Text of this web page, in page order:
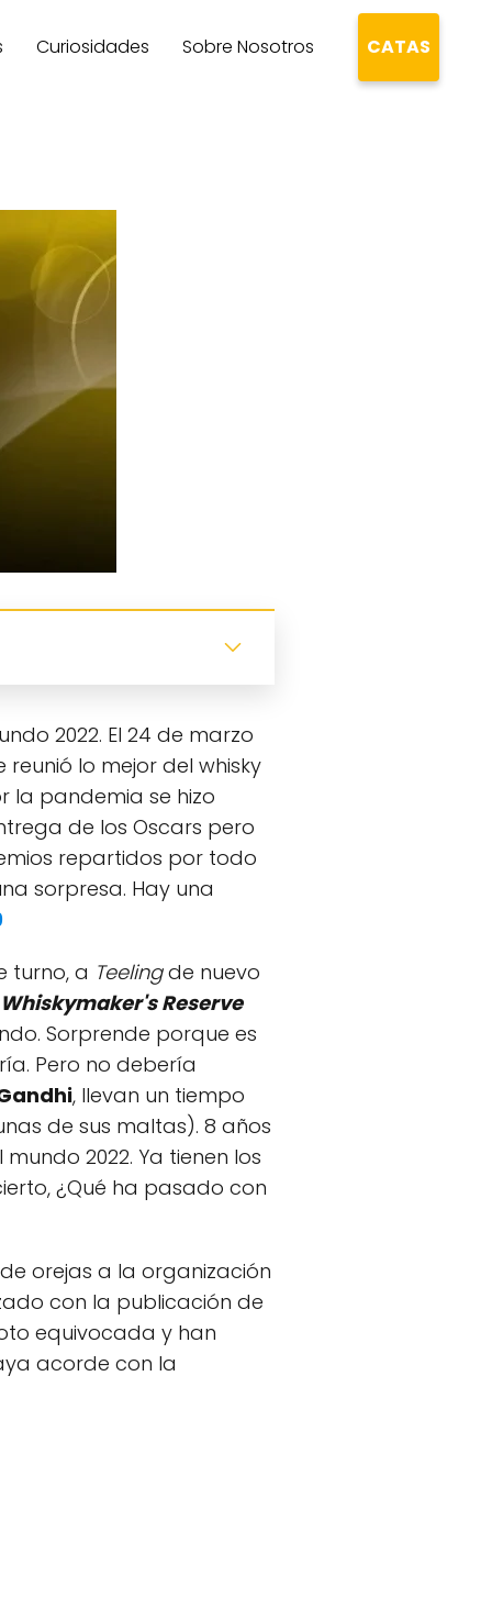
Curiosidades Sobre Nosotros CATAS
2022. El 24 de marzo
lo mejor del whisky
la pandemia se hizo
de los Oscars pero
repartidos por todo
sorpresa. Hay una
turno, a Teelingde nuevo
Reserve
Sorprende porque es
Pero no debería
, llevan un tiempo
de sus maltas). 8 años
2022. Ya tienen los
¿Qué ha pasado con
orejas a la organización
con la publicación de
equivocada y han
acorde con la